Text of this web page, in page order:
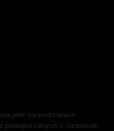
jest na podstawie
podopiecznych z ostatnich